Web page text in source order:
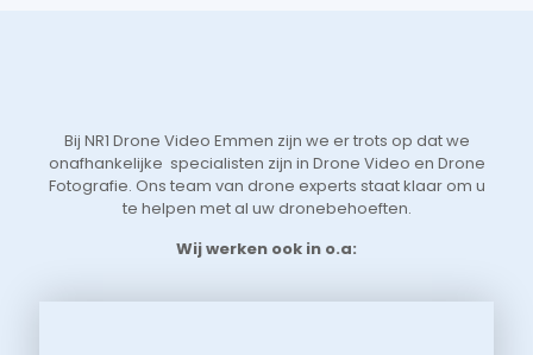
Bij NR1 Drone Video Emmen zijn we er trots op dat we
onafhankelijke specialisten zijn in Drone Video en Drone
Fotografie. Ons team van drone experts staat klaar om u
te helpen met al uw dronebehoeften.
Wij werken ook in o.a: